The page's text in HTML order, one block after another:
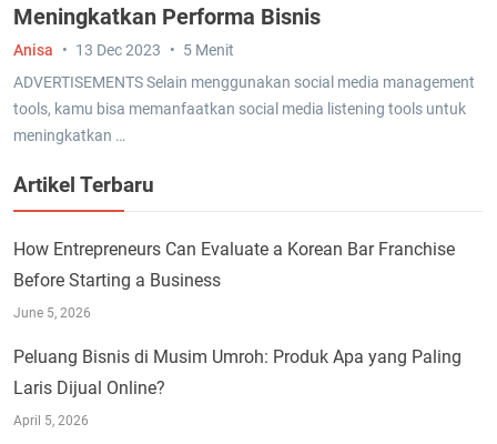
Meningkatkan Performa Bisnis
ADVERTISEMENTS Selain menggunakan social media management
tools, kamu bisa memanfaatkan social media listening tools untuk
meningkatkan …
Anisa 13 Dec 2023 5 Menit
Artikel Terbaru
How Entrepreneurs Can Evaluate a Korean Bar Franchise
Before Starting a Business
June 5, 2026
Peluang Bisnis di Musim Umroh: Produk Apa yang Paling
Laris Dijual Online?
April 5, 2026